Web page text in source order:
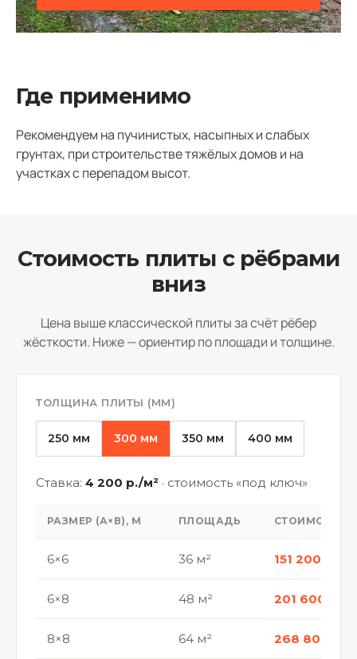
Где применимо
Рекомендуем на пучинистых, насыпных и слабых
грунтах, при строительстве тяжёлых домов и на
участках с перепадом высот.
Стоимость плиты с рёбрами
вниз
Цена выше классической плиты за счёт рёбер
жёсткости. Ниже — ориентир по площади и толщине.
ТОЛЩИНА ПЛИТЫ (ММ)
250 мм 300 мм 350 мм 400 мм
Ставка: 4 200 р./м² · стоимость «под ключ»
РАЗМЕР (А×В), М ПЛОЩАДЬ СТОИМОСТЬ
6×6 36 м² 151 200 р.
6×8 48 м² 201 600 р.
8×8 64 м² 268 800 р.